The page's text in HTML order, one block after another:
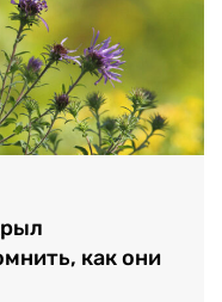
как они